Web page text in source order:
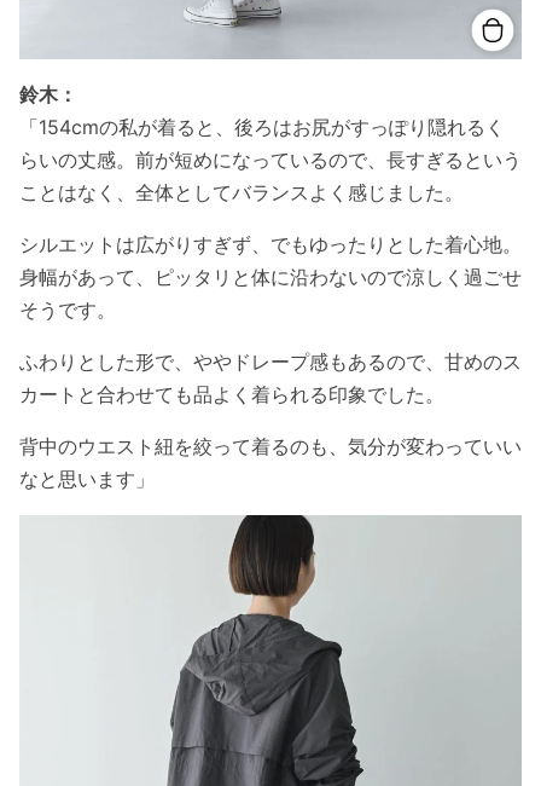
鈴木：
「154cmの私が着ると、後ろはお尻がすっぽり隠れるく
らいの丈感。前が短めになっているので、長すぎるという
ことはなく、全体としてバランスよく感じました。
シルエットは広がりすぎず、でもゆったりとした着心地。
身幅があって、ピッタリと体に沿わないので涼しく過ごせ
そうです。
ふわりとした形で、ややドレープ感もあるので、甘めのス
カートと合わせても品よく着られる印象でした。
背中のウエスト紐を絞って着るのも、気分が変わっていい
なと思います」